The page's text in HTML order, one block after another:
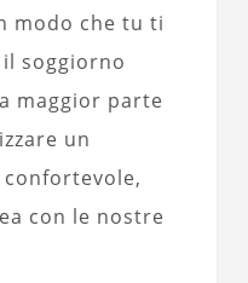
modo che tu ti
il soggiorno
maggior parte
un
con le nostre